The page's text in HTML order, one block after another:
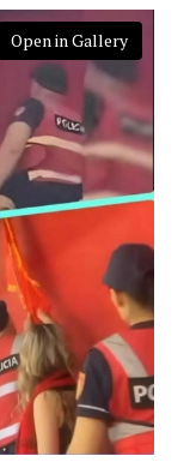
Open in Gallery